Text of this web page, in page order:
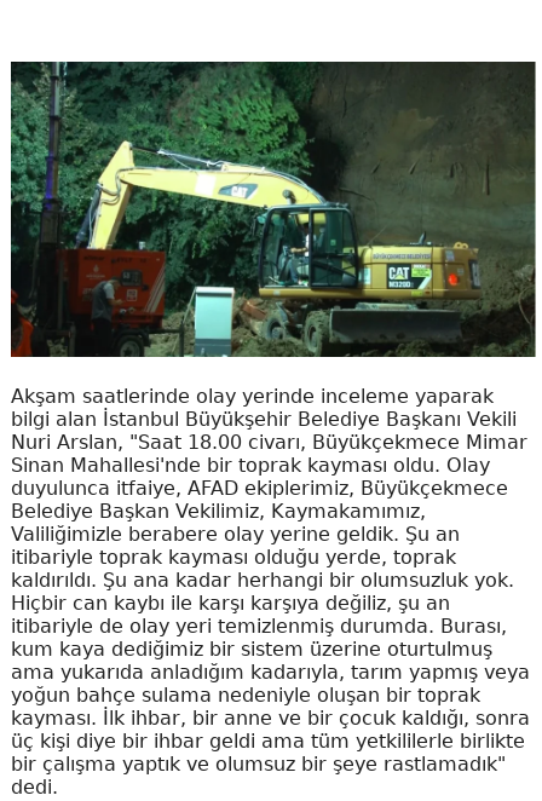
Akşam saatlerinde olay yerinde inceleme yaparak
bilgi alan İstanbul Büyükşehir Belediye Başkanı Vekili
Nuri Arslan, "Saat 18.00 civarı, Büyükçekmece Mimar
Sinan Mahallesi'nde bir toprak kayması oldu. Olay
duyulunca itfaiye, AFAD ekiplerimiz, Büyükçekmece
Belediye Başkan Vekilimiz, Kaymakamımız,
Valiliğimizle berabere olay yerine geldik. Şu an
itibariyle toprak kayması olduğu yerde, toprak
kaldırıldı. Şu ana kadar herhangi bir olumsuzluk yok.
Hiçbir can kaybı ile karşı karşıya değiliz, şu an
itibariyle de olay yeri temizlenmiş durumda. Burası,
kum kaya dediğimiz bir sistem üzerine oturtulmuş
ama yukarıda anladığım kadarıyla, tarım yapmış veya
yoğun bahçe sulama nedeniyle oluşan bir toprak
kayması. İlk ihbar, bir anne ve bir çocuk kaldığı, sonra
üç kişi diye bir ihbar geldi ama tüm yetkililerle birlikte
bir çalışma yaptık ve olumsuz bir şeye rastlamadık"
dedi.